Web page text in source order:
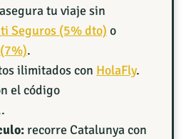
asegura tu viaje sin
Seguros (5% dto) o
.
ilimitados con HolaFly.
el código
recorre Catalunya con